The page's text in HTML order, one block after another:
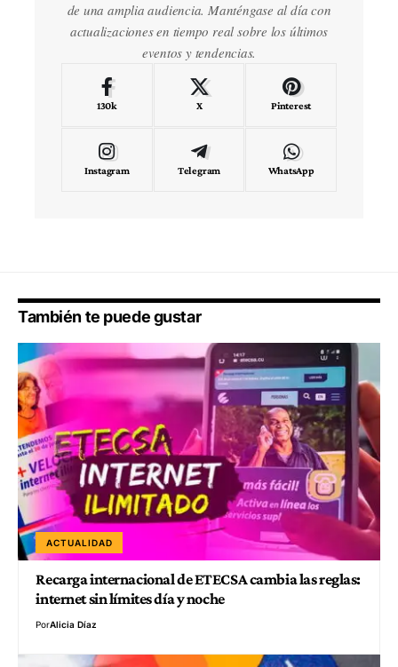
de una amplia audiencia. Manténgase al día con
actualizaciones en tiempo real sobre los últimos
eventos y tendencias.
130k X Pinterest
Instagram Telegram WhatsApp
También te puede gustar
ACTUALIDAD
Recarga internacional de ETECSA cambia las reglas:
internet sin límites día y noche
PorAlicia Díaz